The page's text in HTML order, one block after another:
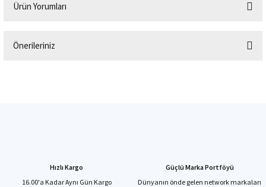
Ürün Yorumları
Önerileriniz
Ürün bilgilerinde hatalar bulunuyor.
Hızlı Kargo
16.00'a Kadar Aynı Gün Kargo
Güçlü Marka Portföyü
Dünyanın önde gelen network markaları